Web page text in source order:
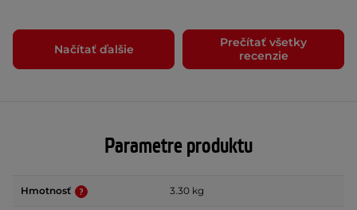
Načítať ďalšie
Prečítať všetky
recenzie
Parametre produktu
Hmotnosť 3.30 kg